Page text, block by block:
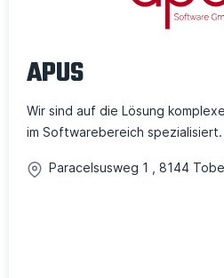
APUS
Wir sind auf die Lösung
im Softwarebereich spezialisiert.
Paracelsusweg 1 8144